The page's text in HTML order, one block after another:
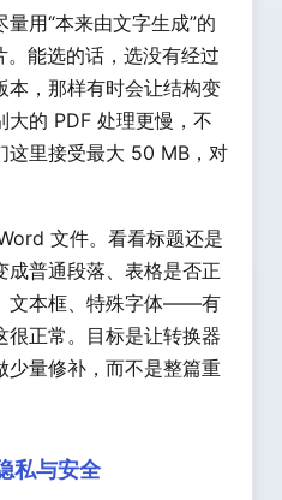
用“本来由文字生成”的
。能选的话，选没有经过
本，那样有时会让结构变
大的 PDF 处理更慢，不
这里接受最大 50 MB，对
文件。看看标题还是
成普通段落、表格是否正
文本框、特殊字体——有
很正常。目标是让转换器
少量修补，而不是整篇重
私与安全